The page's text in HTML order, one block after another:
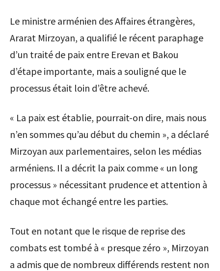
Le ministre arménien des Affaires étrangères,
Ararat Mirzoyan, a qualifié le récent para­phage
d’un traité de paix entre Erevan et Bakou
d’étape importante, mais a souligné que le
processus était loin d’être achevé.
« La paix est établie, pourrait-on dire, mais nous
n’en sommes qu’au début du chemin », a déclaré
Mirzoyan aux parlementaires, selon les médias
arméniens. Il a décrit la paix comme « un long
processus » nécessitant prudence et attention à
chaque mot échangé entre les parties.
Tout en notant que le risque de reprise des
combats est tombé à « presque zéro », Mirzoyan
a admis que de nombreux différends restent non